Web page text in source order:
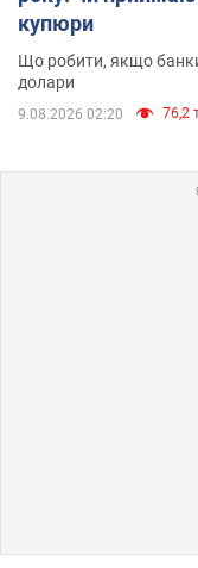
купюри
Що робити, якщо
долари
9.08.2026 02:20 76,2